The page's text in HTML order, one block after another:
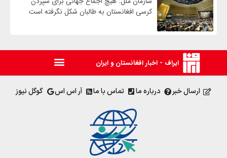
کرسی افغانستان به طالبان شکل نگرفته است
ایراف - اخبار افغانستان و ایران
ارسال خبر درباره ما تماس با ما آر اس اس گوگل نیوز